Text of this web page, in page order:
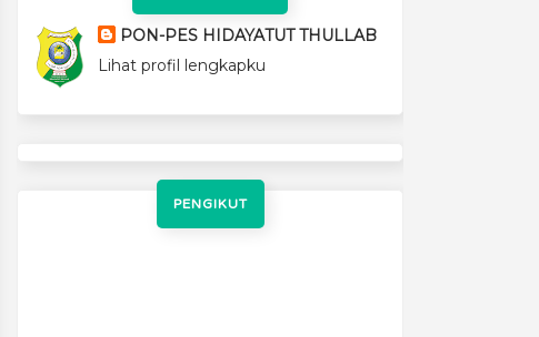
PON-PES HIDAYATUT THULLAB
Lihat profil lengkapku
PENGIKUT